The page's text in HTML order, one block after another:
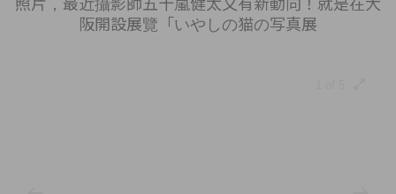
阪開設展覽「いやしの猫の写真展